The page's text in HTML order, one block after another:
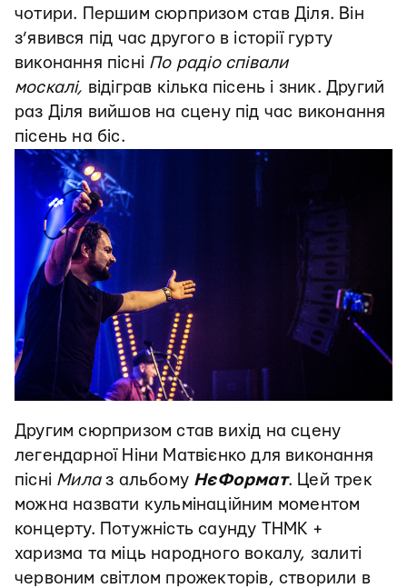
чотири. Першим сюрпризом став Діля. Він
з’явився під час другого в історії гурту
виконання пісні По радіо співали
москалі, відіграв кілька пісень і зник. Другий
раз Діля вийшов на сцену під час виконання
пісень на біс.
Другим сюрпризом став вихід на сцену
легендарної Ніни Матвієнко для виконання
пісні Милаз альбому НєФормат. Цей трек
можна назвати кульмінаційним моментом
концерту. Потужність саунду ТНМК +
харизма та міць народного вокалу, залиті
червоним світлом прожекторів, створили в